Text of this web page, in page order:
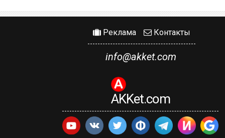
Реклама Контакты
info@akket.com
AKKet.com